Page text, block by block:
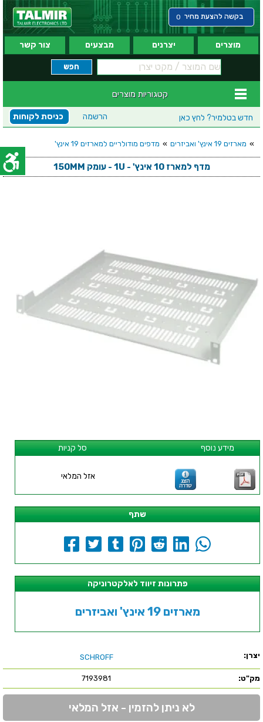
בקשה להצעת מחיר 0
מוצרים יצרנים מבצעים צור קשר
קטגוריות מוצרים
חדש בטלמיר? לחץ כאן כניסת לקוחות הרשמה
» מארזים 19 אינץ' ואביזרים » מדפים מודולריים למארזים 19 אינץ'
מדף למארז 10 אינץ' - 1U - עומק 150MM
סל קניות מידע נוסף
אזל המלאי
שתף
פתרונות זיווד לאלקטרוניקה
מארזים 19 אינץ' ואביזרים
יצרן: SCHROFF
מק"ט: 7193981
לא ניתן להזמין - אזל המלאי